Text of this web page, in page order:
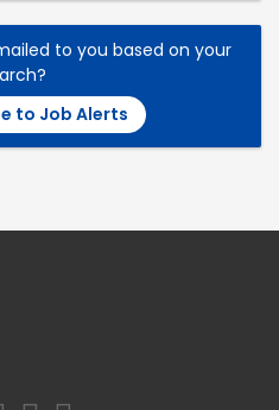
to you based on your
to Job Alerts